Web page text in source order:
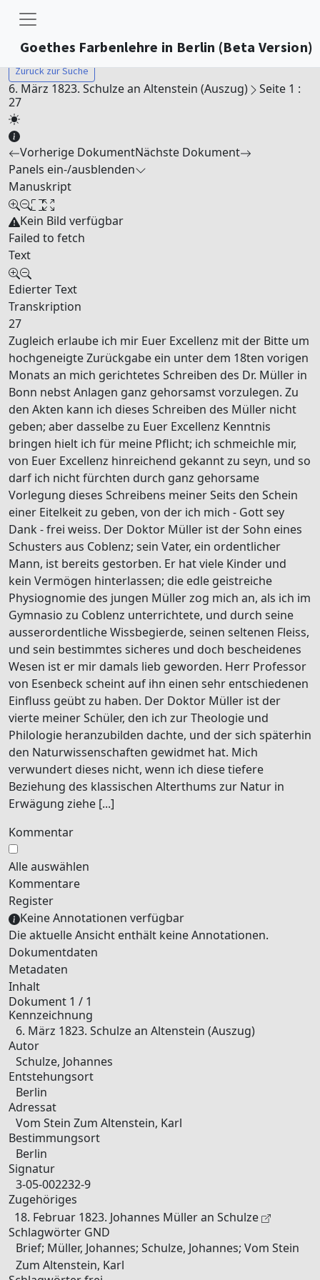
Goethes Farbenlehre in Berlin (Beta Version)
Zurück zur Suche
6. März 1823. Schulze an Altenstein (Auszug)
Seite 1 :
27
Vorherige DokumentNächste Dokument
Panels ein-/ausblenden
Manuskript
Kein Bild verfügbar
Failed to fetch
Text
Edierter Text
Transkription
27
Zugleich erlaube ich mir Euer Excellenz mit der Bitte um
hochgeneigte Zurückgabe ein unter dem 18ten vorigen
Monats an mich gerichtetes Schreiben des Dr. Müller in
Bonn nebstAnlagen ganz gehorsamst vorzulegen. Zu
den Akten kann ich dieses Schreiben des Müller nicht
geben; aber dasselbe zu Euer Excellenz Kenntnis
bringen hielt ich für meine Pflicht; ich schmeichle mir,
von Euer Excellenz hinreichend gekannt zu seyn, und so
darf ich nicht fürchten durch ganz gehorsame
Vorlegung dieses Schreibens meiner Seits den Schein
einer Eitelkeit zu geben, von der ich mich - Gott sey
Dank - frei weiss. Der Doktor Müller ist der Sohn eines
Schusters aus Coblenz; sein Vater, ein ordentlicher
Mann, ist bereits gestorben. Er hat viele Kinder und
kein Vermögen hinterlassen; die edle geistreiche
Physiognomie des jungen Müllerzog mich an, als ich im
Gymnasio zu Coblenz unterrichtete, und durch seine
ausserordentliche Wissbegierde, seinen seltenen Fleiss,
und sein bestimmtes sicheres und doch bescheidenes
Wesen ist er mir damals lieb geworden. Herr Professor
von Esenbeck scheint auf ihn einen sehr entschiedenen
Einfluss geübt zu haben. Der Doktor Müller ist der
vierte meiner Schüler, den ich zurTheologie und
Philologie heranzubilden dachte, und der sich späterhin
den Naturwissenschaften gewidmet hat. Mich
verwundert dieses nicht, wenn ich diese tiefere
Beziehung des klassischen Alterthums zur Natur in
Erwägung ziehe [...]
Kommentar
Alle auswählen
Kommentare
Register
Keine Annotationen verfügbar
Die aktuelle Ansicht enthält keine Annotationen.
Dokumentdaten
Metadaten
Inhalt
Dokument 1 / 1
Kennzeichnung
6. März 1823. Schulze an Altenstein (Auszug)
Autor
Schulze, Johannes
Entstehungsort
Berlin
Adressat
Vom Stein Zum Altenstein, Karl
Bestimmungsort
Berlin
Signatur
3-05-002232-9
Zugehöriges
18. Februar 1823. Johannes Müller an Schulze
Schlagwörter GND
Brief; Müller, Johannes; Schulze, Johannes; Vom Stein
Zum Altenstein, Karl